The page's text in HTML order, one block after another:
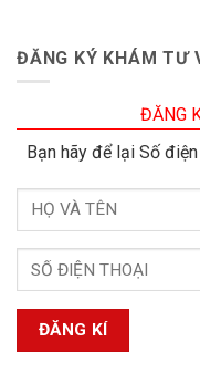
ĐĂNG KÝ KHÁM TƯ
ĐĂNG
Bạn hãy để lại Số